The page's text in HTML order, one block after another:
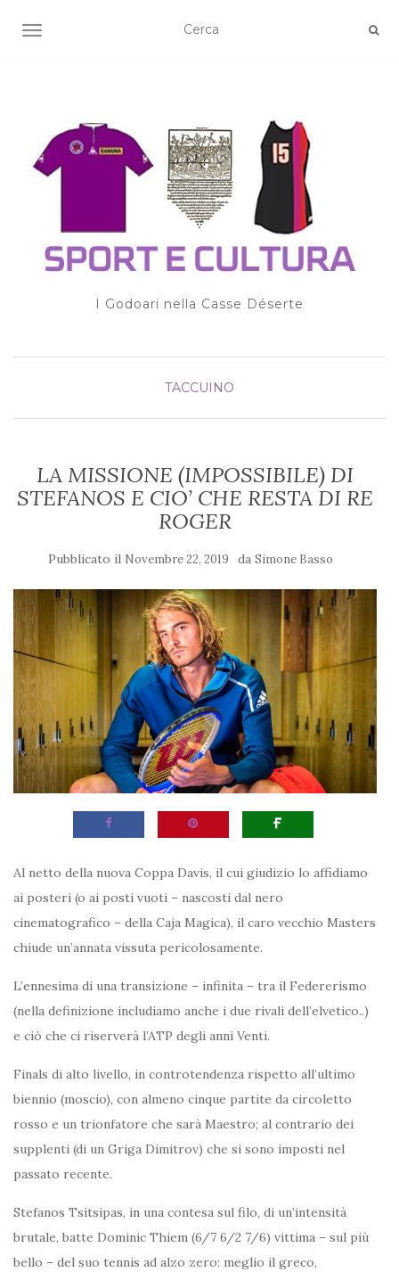
TOGGLE NAVIGATION
I Godoari nella Casse Déserte
TACCUINO
LA MISSIONE (IMPOSSIBILE) DI
STEFANOS E CIO’ CHE RESTA DI RE
ROGER
Pubblicato il Novembre 22, 2019 da Simone Basso
Al netto della nuova Coppa Davis, il cui giudizio lo affidiamo
ai posteri (o ai posti vuoti – nascosti dal nero
cinematografico – della Caja Magica), il caro vecchio Masters
chiude un’annata vissuta pericolosamente.
L’ennesima di una transizione – infinita – tra il Federerismo
(nella definizione includiamo anche i due rivali dell’elvetico..)
e ciò che ci riserverà l’ATP degli anni Venti.
Finals di alto livello, in controtendenza rispetto all’ultimo
biennio (moscio), con almeno cinque partite da circoletto
rosso e un trionfatore che sarà Maestro; al contrario dei
supplenti (di un Griga Dimitrov) che si sono imposti nel
passato recente.
Stefanos Tsitsipas, in una contesa sul filo, di un’intensità
brutale, batte Dominic Thiem (6/7 6/2 7/6) vittima – sul più
bello – del suo tennis ad alzo zero: meglio il greco,